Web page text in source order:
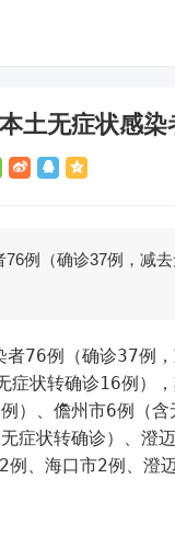
土无症状感染
例（确诊37例，减
状转确诊16例）
）、儋州市6例（
症状转确诊）、澄
、海口市2例、澄